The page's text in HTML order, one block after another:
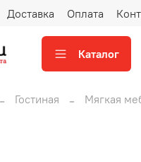
Доставка Оплата
Каталог
Гостиная Мягкая